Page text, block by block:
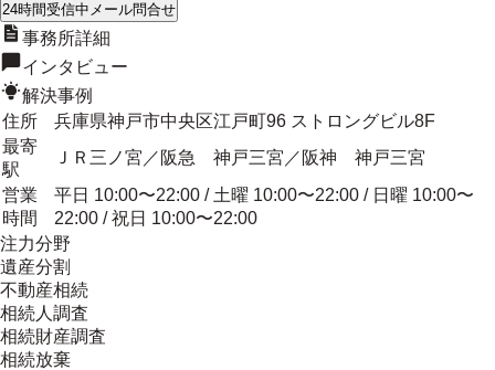
24時間受信中 メール問合せ
事務所詳細
インタビュー
解決事例
住所
兵庫県神戸市中央区江戸町96 ストロングビル8F
最寄
駅
ＪＲ三ノ宮／阪急 神戸三宮／阪神 神戸三宮
営業
時間
平日 10:00〜22:00 / 土曜 10:00〜22:00 / 日曜 10:00〜
22:00 / 祝日 10:00〜22:00
注力分野
遺産分割
不動産相続
相続人調査
相続財産調査
相続放棄